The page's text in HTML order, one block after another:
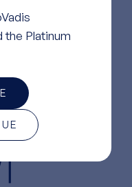
the Platinum
더 많